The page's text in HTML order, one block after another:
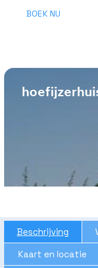
BOEK NU
Beschrijving
Kaart en locatie